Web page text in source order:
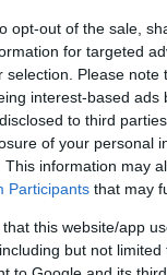
opt-out of the sale,
for targeted
selection. Please
interest-based
to third
of your personal
This information may
Participants that may
that this website/app
but not
zacskók,
valamint a
kockázat